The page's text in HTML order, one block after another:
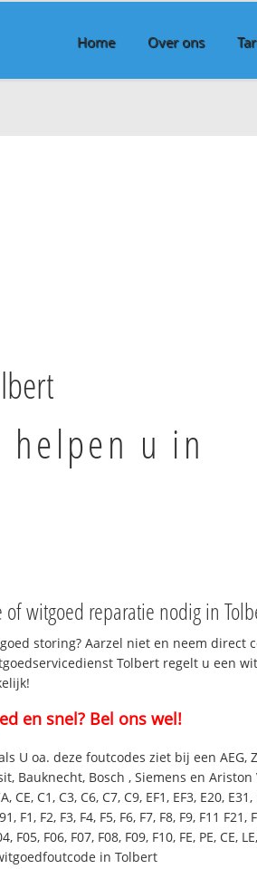
Home Over ons
helpen u in
of witgoed reparatie nodig in
storing? Aarzel niet en neem direct
Tolbert regelt u een
en snel? Bel ons wel!
U oa. deze foutcodes ziet bij een AEG,
Bauknecht, Bosch , Siemens en Ariston
CE, C1, C3, C6, C7, C9, EF1, EF3, E20,
F1, F2, F3, F4, F5, F6, F7, F8, F9, F11 F21,
F05, F06, F07, F08, F09, F10, FE, PE, CE,
in Tolbert